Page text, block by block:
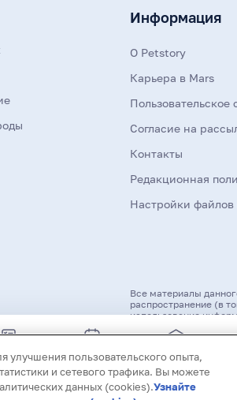
за
Календарь
событий
Обучение
питомца
Информация
О Petstory
Карьера в Mars
Пользовательское
Согласие на
Контакты
Редакционная
Настройки файлов
Все материалы
распространение (в
использование
первоисточника.
улучшения пользовательского опыта,
и сетевого трафика. Вы можете
данных (cookies).Узнайте